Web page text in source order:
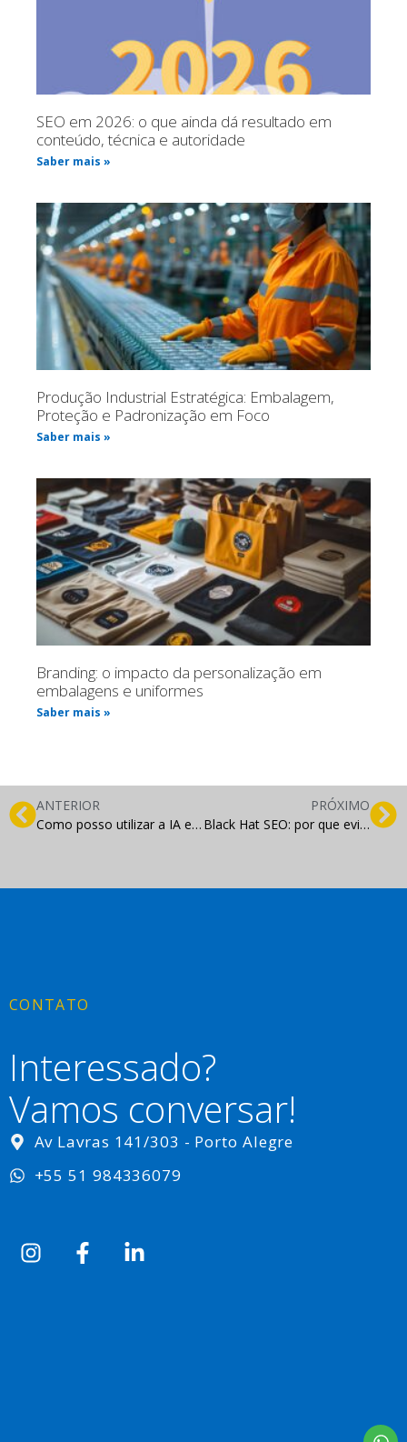
SEO em 2026: o que ainda dá resultado em
conteúdo, técnica e autoridade
Saber mais »
Produção Industrial Estratégica: Embalagem,
Proteção e Padronização em Foco
Saber mais »
Branding: o impacto da personalização em
embalagens e uniformes
Saber mais »
ANTERIOR
Como posso utilizar a IA em minha campanha de Black Friday?
PRÓXIMO
Black Hat SEO: por que evitar essa estratégia?
CONTATO
Interessado?
Vamos conversar!
Av Lavras 141/303 - Porto Alegre
+55 51 984336079